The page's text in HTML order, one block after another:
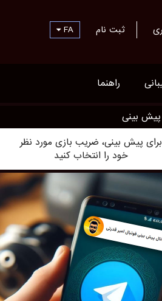
ثبت نام FA
راهنما
پیش بینی
برای پیش بینی، ضریب بازی مورد نظر
خود را انتخاب کنید